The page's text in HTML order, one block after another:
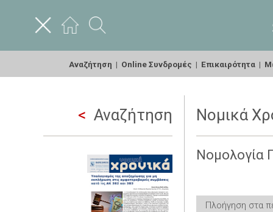
Αναζήτηση | Online Συνδρομές | Επικαιρότητα |
Αναζήτηση Νομικά
Νομολογία
Πλοήγηση στα